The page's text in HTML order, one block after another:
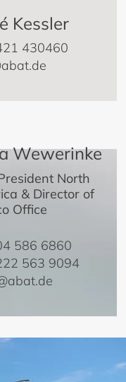
Kessler
430460
Wewerinke
North
& Director of
Office
586 6860
563 9094